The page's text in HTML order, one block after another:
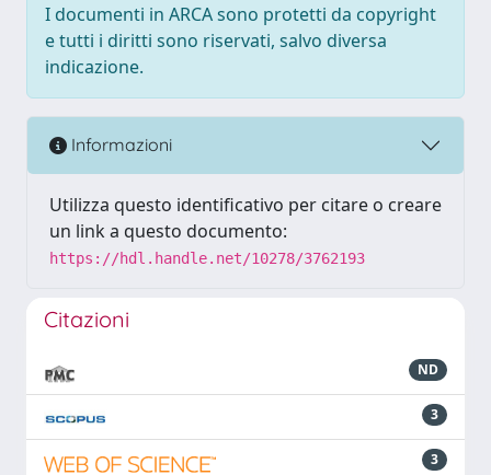
I documenti in ARCA sono protetti da copyright
e tutti i diritti sono riservati, salvo diversa
indicazione.
Informazioni
Utilizza questo identificativo per citare o creare
un link a questo documento:
https://hdl.handle.net/10278/3762193
Citazioni
ND
3
3